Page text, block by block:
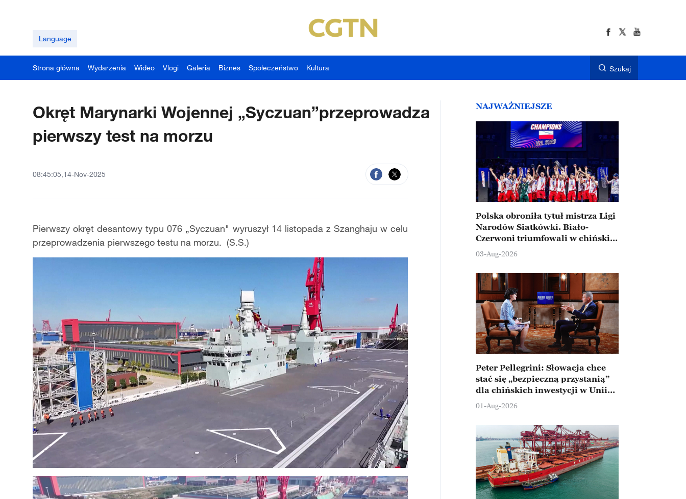
Language
Strona główna Wydarzenia Wideo Vlogi Galeria Biznes Społeczeństwo Kultura Szukaj
Okręt Marynarki Wojennej „Syczuan”przeprowadza
pierwszy test na morzu
08:45:05,14-Nov-2025
Pierwszy okręt desantowy typu 076 „Syczuan" wyruszył 14 listopada z Szanghaju w celu
przeprowadzenia pierwszego testu na morzu. (S.S.)
NAJWAŻNIEJSZE
Polska obroniła tytuł mistrza Ligi
Narodów Siatkówki. Biało-
Czerwoni triumfowali w chińskim
Ningbo
03-Aug-2026
Peter Pellegrini: Słowacja chce
stać się „bezpieczną przystanią”
dla chińskich inwestycji w Unii
Europejskiej
01-Aug-2026